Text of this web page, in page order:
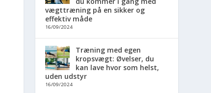
vægttræning på en sikker og
effektiv måde
16/09/2024
Træning med egen
kropsvægt: Øvelser, du
kan lave hvor som helst,
uden udstyr
16/09/2024